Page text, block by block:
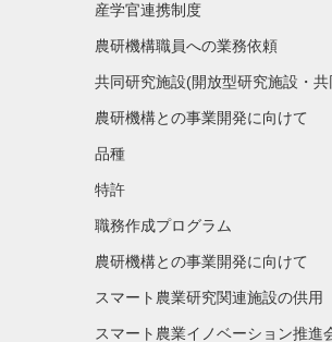
産学官連携制度
農研機構職員への業務依頼
共同研究施設(開放型研究施設・
農研機構との事業開発に向けて
品種
特許
職務作成プログラム
農研機構との事業開発に向けて
スマート農業研究関連施設の供用
スマート農業イノベーション推進